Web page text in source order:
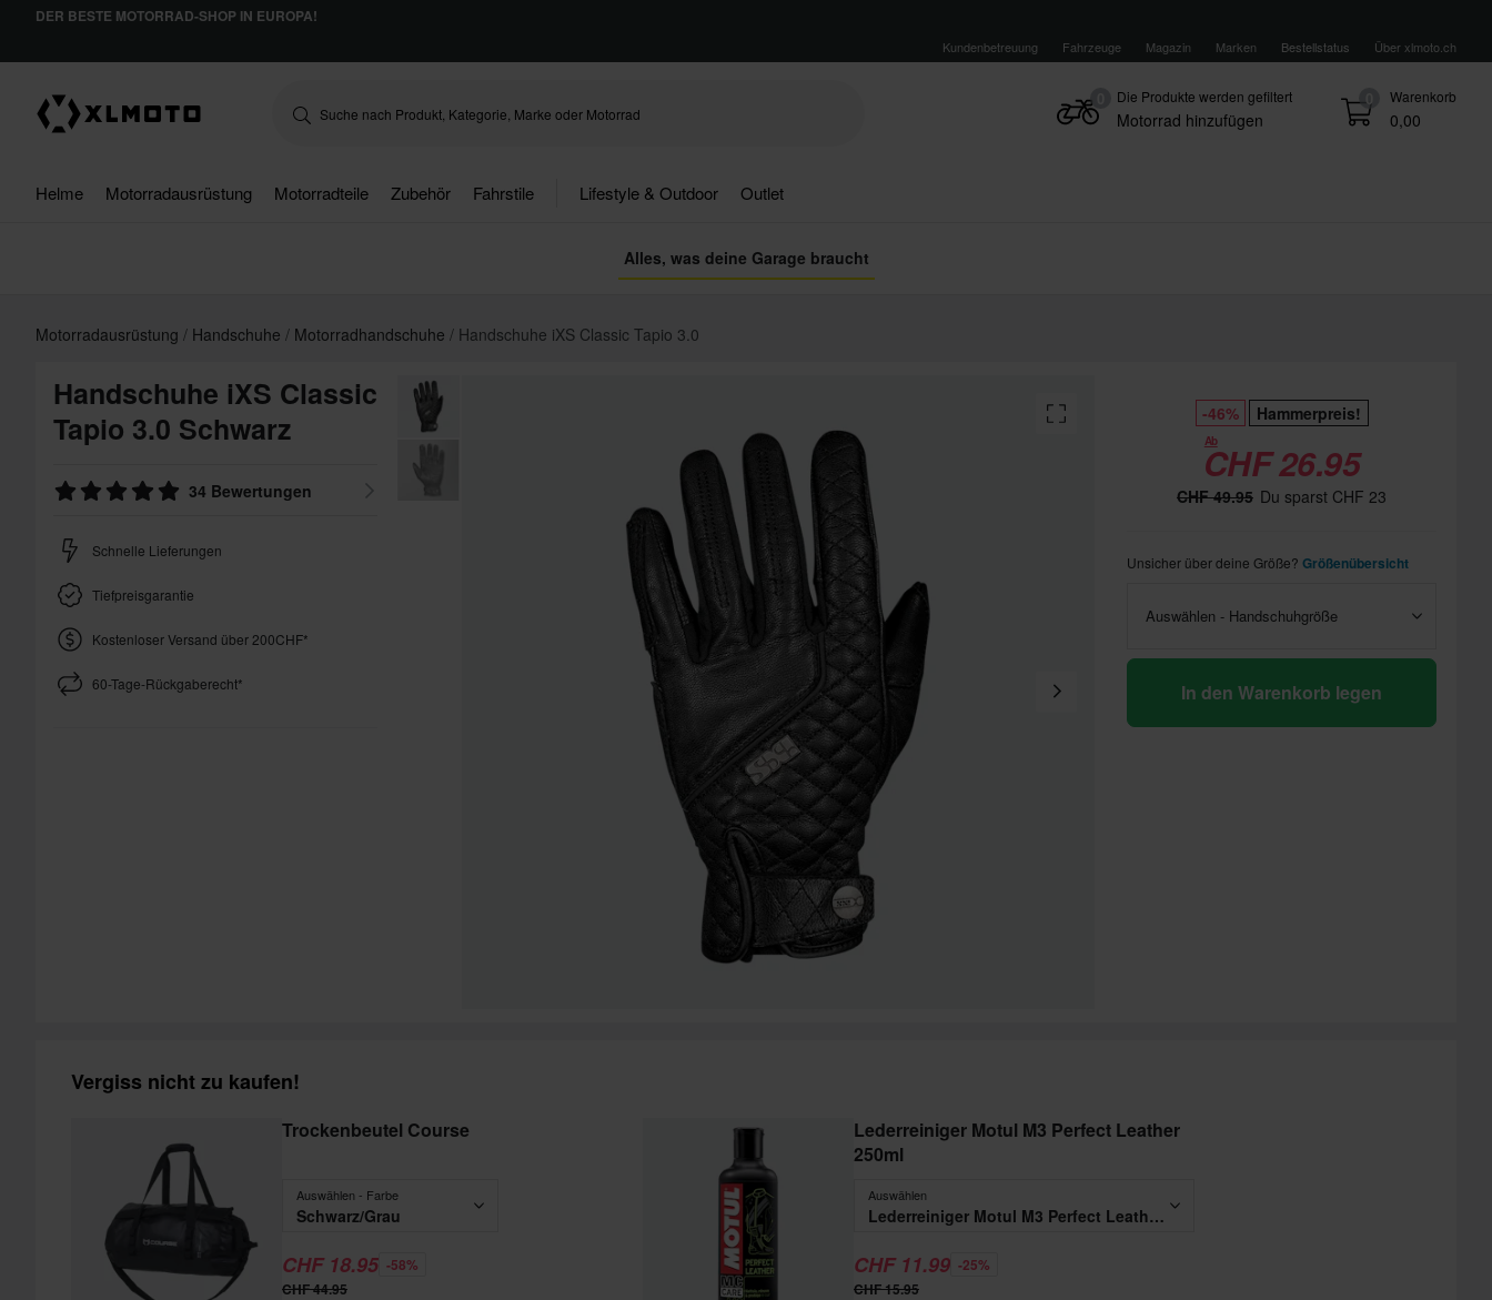
DER BESTE MOTORRAD-SHOP IN EUROPA!
Kundenbetreuung Fahrzeuge Magazin Marken Bestellstatus Über xlmoto.ch
0 Warenkorb
0,00
Die Produkte werden gefiltert
Motorrad hinzufügen
Helme Motorradausrüstung Motorradteile Zubehör Fahrstile Lifestyle & Outdoor Outlet
Alles, was deine Garage braucht
Motorradausrüstung Handschuhe Motorradhandschuhe Handschuhe iXS Classic Tapio 3.0
Handschuhe iXS Classic
Tapio 3.0 Schwarz
34 Bewertungen
Schnelle Lieferungen
Tiefpreisgarantie
Kostenloser Versand über 200CHF*
60-Tage-Rückgaberecht*
-46% Hammerpreis!
Ab
CHF 26.95
CHF 49.95 Du sparst CHF 23
Unsicher über deine Größe? Größenübersicht
Auswählen - Handschuhgröße
In den Warenkorb legen
Vergiss nicht zu kaufen!
Trockenbeutel Course
Auswählen - Farbe
Schwarz/Grau
CHF 18.95 -58%
CHF 44.95
Lederreiniger Motul M3 Perfect Leather
250ml
Auswählen
Lederreiniger Motul M3 Perfect Leather 250ml
CHF 11.99 -25%
CHF 15.95